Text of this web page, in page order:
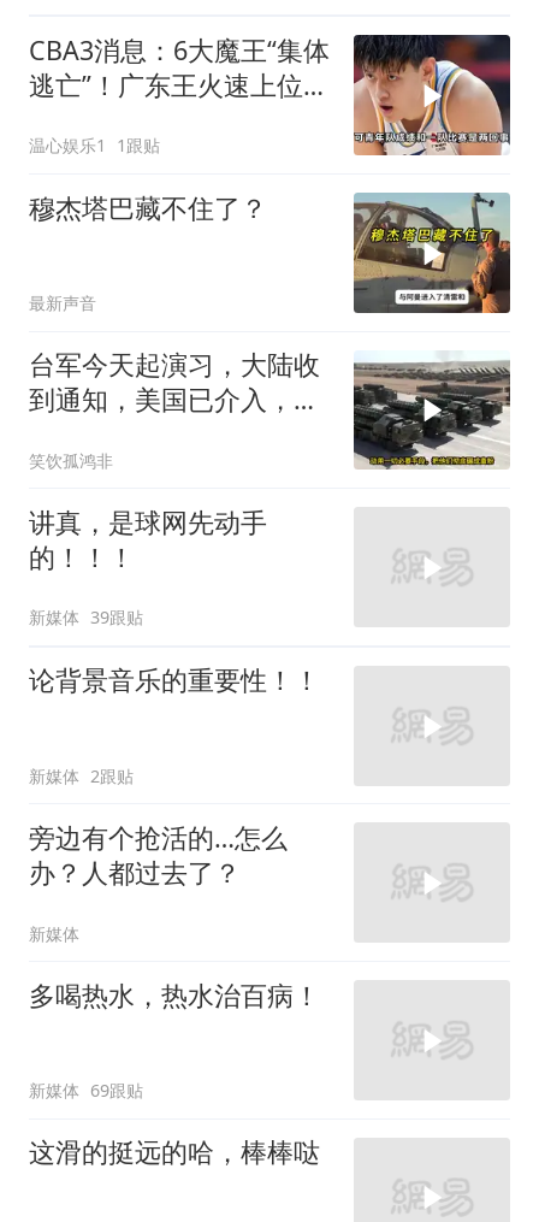
CBA3消息：6大魔王“集体
逃亡”！广东王火速上位，
温心娱乐1 1跟贴
穆杰塔巴藏不住了？
最新声音
台军今天起演习，大陆收
到通知，美国已介入，日
笑饮孤鸿非
讲真，是球网先动手
的！！！
新媒体 39跟贴
论背景音乐的重要性！！
新媒体 2跟贴
旁边有个抢活的…怎么
办？人都过去了？
新媒体
多喝热水，热水治百病！
新媒体 69跟贴
这滑的挺远的哈，棒棒哒